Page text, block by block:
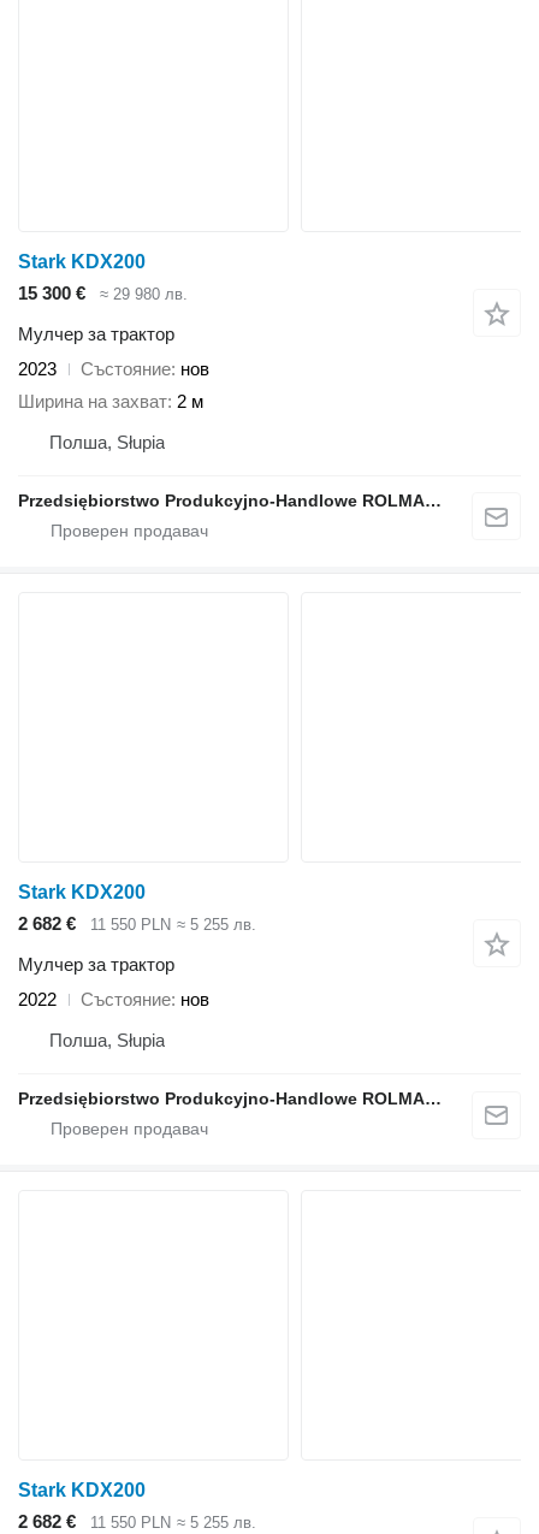
Stark KDX200
15 300 €
≈ 29 980 лв.
Мулчер за трактор
2023
Състояние нов
Ширина на захват 2 м
Полша, Słupia
Przedsiębiorstwo Produkcyjno-Handlowe ROLMAPOL Marcin Dziekan
Stark KDX200
2 682 €
11 550 PLN ≈ 5 255 лв.
Мулчер за трактор
2022
Състояние нов
Полша, Słupia
Przedsiębiorstwo Produkcyjno-Handlowe ROLMAPOL Marcin Dziekan
Stark KDX200
2 682 €
11 550 PLN ≈ 5 255 лв.